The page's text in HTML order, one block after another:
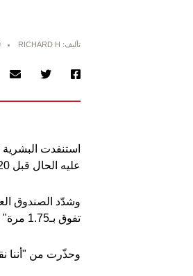
تأليف: RICHARD H
استنفدت
عليه الحال قبل 20 عاما، على ما أظهرت حسابات منظمة "غلوبال فوتبرينت نتوورك".
وشدّد الصندوق
تفوق بـ1.75 مرة" قدرة الأنظمة البيئية على التجدد، وفق "فرانس برس".
وحذّرت من "أننا